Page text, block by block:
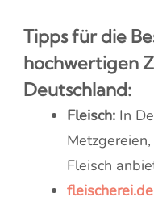
Tipps für die
hochwertigen
Deutschland:
Fleisch: In
Fleisch
fleischerei.de